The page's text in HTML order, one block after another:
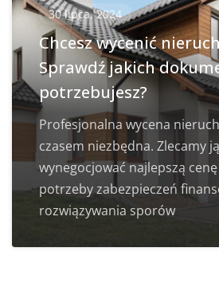
30 lipca, 2024
Chcesz wycenić
Sprawdź jakich
potrzebujesz?
Profesjonalna wycena
czasem niezbędna. Zlecamy
wynegocjować najlepszą
potrzeby zabezpieczeń
rozwiązywania sporów